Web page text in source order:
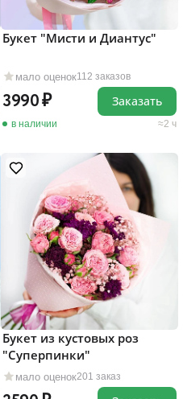
мало оценок112 заказов
Букет "Мисти и Диантус"
3990
в наличии 2 ч
Заказать
мало оценок201 заказ
Букет из кустовых роз
"Суперпинки"